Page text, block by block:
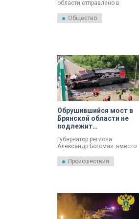
области отправлено в
указ подписал временно
исполняющий обязанности
Общество
Обрушившийся мост в
Брянской области не
подлежит
Губернатор региона
Александр Богомаз: вместо
Брянском моста построят
новый.
Происшествия